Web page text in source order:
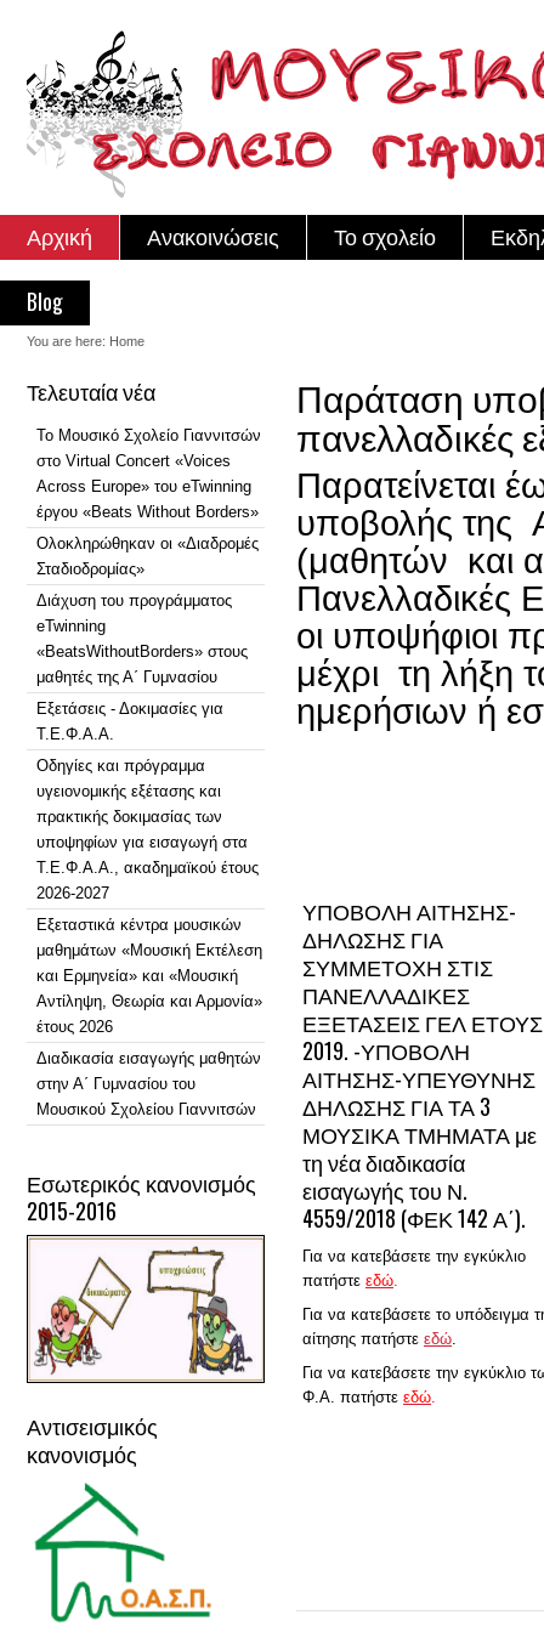
Αρχική Ανακοινώσεις Το σχολείο
Blog
You are here: Home
Τελευταία νέα
Το Μουσικό Σχολείο Γιαννιτσών
στο Virtual Concert «Voices
Across Europe» του eTwinning
έργου «Beats Without Borders»
Ολοκληρώθηκαν οι «Διαδρομές
Σταδιοδρομίας»
Διάχυση του προγράμματος
eTwinning
«BeatsWithoutBorders» στους
μαθητές της Α΄ Γυμνασίου
Εξετάσεις - Δοκιμασίες για
Τ.Ε.Φ.Α.Α.
Οδηγίες και πρόγραμμα
υγειονομικής εξέτασης και
πρακτικής δοκιμασίας των
υποψηφίων για εισαγωγή στα
Τ.Ε.Φ.Α.Α., ακαδημαϊκού έτους
2026-2027
Εξεταστικά κέντρα μουσικών
μαθημάτων «Μουσική Εκτέλεση
και Ερμηνεία» και «Μουσική
Αντίληψη, Θεωρία και Αρμονία»
έτους 2026
Διαδικασία εισαγωγής μαθητών
στην Α΄ Γυμνασίου του
Μουσικού Σχολείου Γιαννιτσών
Εσωτερικός κανονισμός
2015-2016
Αντισεισμικός
κανονισμός
Παράταση
πανελλαδικές
Παρατείνεται
υποβολής της
(μαθητών και
Πανελλαδικές
οι υποψήφιοι
μέχρι τη λήξη
ημερήσιων ή
ΥΠΟΒΟΛΗ ΑΙΤΗΣΗΣ-
ΔΗΛΩΣΗΣ ΓΙΑ
ΣΥΜΜΕΤΟΧΗ ΣΤΙΣ
ΠΑΝΕΛΛΑΔΙΚΕΣ
ΕΞΕΤΑΣΕΙΣ ΓΕΛ ΕΤΟΥΣ
2019. -ΥΠΟΒΟΛΗ
ΑΙΤΗΣΗΣ-ΥΠΕΥΘΥΝΗΣ
ΔΗΛΩΣΗΣ ΓΙΑ ΤΑ 3
ΜΟΥΣΙΚΑ ΤΜΗΜΑΤΑ με
τη νέα διαδικασία
εισαγωγής του Ν.
4559/2018 (ΦΕΚ 142 Α΄).
Για να κατεβάσετε την εγκύκλιο
πατήστε εδώ.
Για να κατεβάσετε το υπόδειγμα
αίτησης πατήστε εδώ.
Για να κατεβάσετε την εγκύκλιο
Φ.Α. πατήστε εδώ.